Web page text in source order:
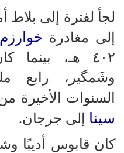
لجأ لفترة إلى بلاط
إلى مغادرة خوارزم
٤٠٢ هـ،
وشَمگير، رابع
السنوات الأخيرة
سينا ​​إلى جرجان.
كان قابوس أديبًا